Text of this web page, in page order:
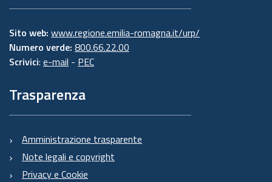
Sito web: www.regione.emilia-romagna.it/urp/
Numero verde: 800.66.22.00
Scrivici: e-mail - PEC
Trasparenza
Amministrazione trasparente
Note legali e copyright
Privacy e Cookie